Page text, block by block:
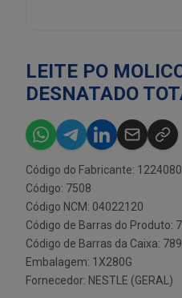
LEITE PO
DESNATADO
Código do Fabricante:
Código: 7508
Código NCM: 04022120
Código de Barras do Produto:
Código de Barras da Caixa:
Embalagem: 1X280G
Fornecedor: NESTLE (GERAL)